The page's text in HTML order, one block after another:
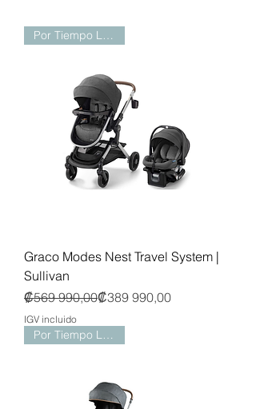
Por Tiempo Limitado
Graco Modes Nest Travel System |
Sullivan
Precio
₡569 990,00
Precio de oferta₡389 990,00
IGV incluido
Por Tiempo Limitado